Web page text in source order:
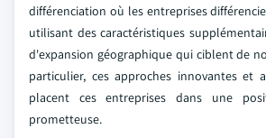
différenciation où les entreprises
utilisant des caractéristiques
d'expansion géographique qui ciblent de
particulier, ces approches innovantes et
placent ces entreprises dans une
prometteuse.